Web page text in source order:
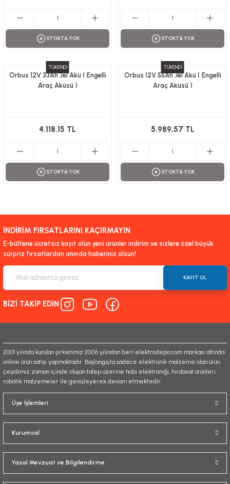
STOKTA YOK STOKTA YOK
TÜKENDİ
Orbus 12V 33Ah Jel Akü ( Engelli
Araç Aküsü )
4.118,15 TL
STOKTA YOK
TÜKENDİ
Orbus 12V 55Ah Jel Akü ( Engelli
Araç Aküsü )
5.989,57 TL
STOKTA YOK
İNDİRİM FIRSATLARINI KAÇIRMAYIN
E-bültene ücretsiz kayıt olun yeni ürünler indirim ve sizlere özel büyük
sürpriz fırsatlardan anında haberiniz olsun!
KAYIT OL
BİZİ TAKİP EDİN
2001 yılında kurulan şirketimiz 2006 yılından beri elektrodepo.com markası altında
online ürün satışı yapmaktadır. Başlangıçta sadece elektronik malzeme olan ürün
çeşidimiz zaman içinde oluşan talep üzerine hobi elektroniği, hırdavat ürünleri,
robotik malzemeler ile genişleyerek devam etmektedir.
Üye İşlemleri
Kurumsal
Yasal Mevzuat ve Bilgilendirme